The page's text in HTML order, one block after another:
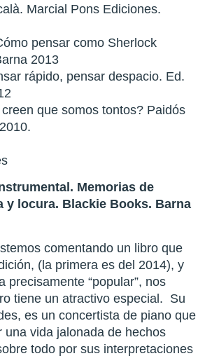
Marcial Pons Ediciones.
pensar como Sherlock
2013
rápido, pensar despacio. Ed.
que somos tontos? Paidós
Memorias de
y locura. Blackie Books. Barna
comentando un libro que
(la primera es del 2014), y
precisamente “popular”, nos
tiene un atractivo especial. Su
es un concertista de piano que
una vida jalonada de hechos
todo por sus interpretaciones